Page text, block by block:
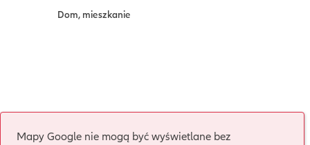
Dom, mieszkanie
Mapy Google nie mogą być wyświetlane bez